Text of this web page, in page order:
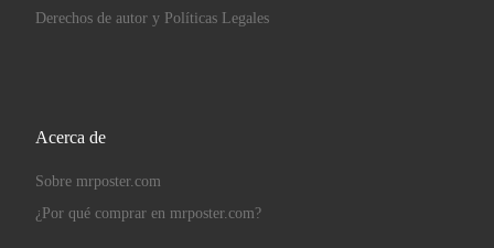
Derechos de autor y Políticas Legales
Acerca de
Sobre mrposter.com
¿Por qué comprar en mrposter.com?